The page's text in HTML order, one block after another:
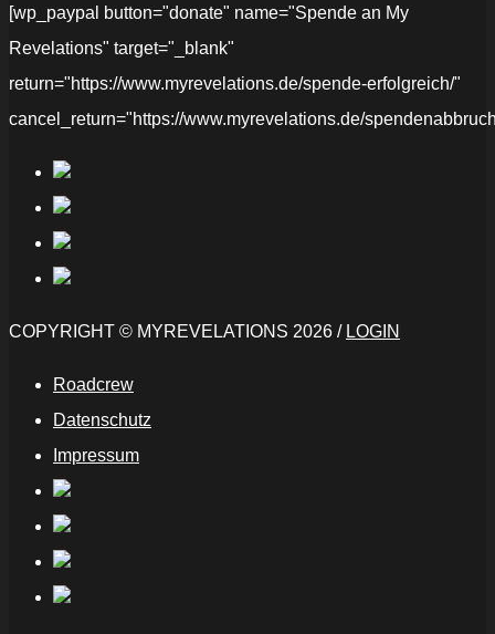
[wp_paypal button="donate" name="Spende an My
Revelations" target="_blank"
return="https://www.myrevelations.de/spende-erfolgreich/"
cancel_return="https://www.myrevelations.de/
COPYRIGHT © MYREVELATIONS 2026 / LOGIN
Roadcrew
Datenschutz
Impressum